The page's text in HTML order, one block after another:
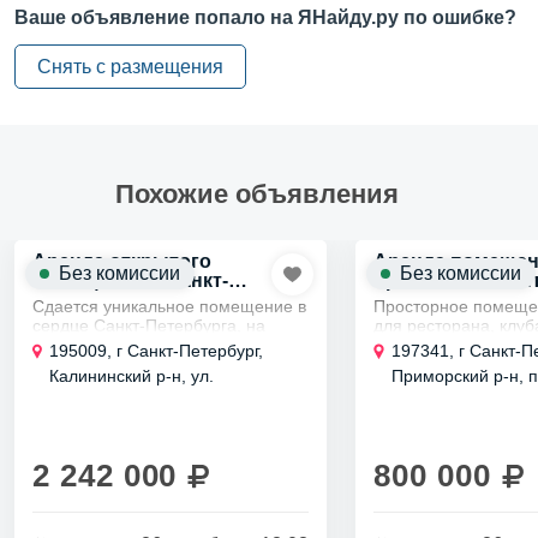
Ваше объявление попало на ЯНайду.ру по ошибке?
Снять с размещения
Похожие объявления
Аренда открытого
помещения в Санкт-
Петербурге за 2,24 млн
рублей
Сдается уникальное помещение в
сердце Санкт-Петербурга, на
улице Комсомола, дом 1-3, всего
в семи минутах пешком от метро
«Площадь Ленина». Площадь
195009, г Санкт-Петербург,
Калининский р-н, ул.
2 242 000
Без комиссии
Аренда
проспекте
за 800 тыс.
Просторное
для ресторана,
или фитнес-
находится всего в
минутах от метро и
197341, г Санкт-
Приморский р-н,
800 000
Без комиссии